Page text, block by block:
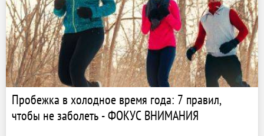
Пробежка в холодное время года: 7 правил,
чтобы не заболеть - ФОКУС ВНИМАНИЯ